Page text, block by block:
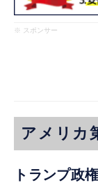
※ スポンサー
アメリカ
トランプ政